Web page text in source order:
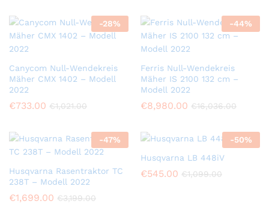
-28%
Canycom Null-Wendekreis
Mäher CMX 1402 – Modell
2022
€733.00 €1,021.00
-44%
Ferris Null-Wendekreis
Mäher IS 2100 132 cm –
Modell 2022
€8,980.00 €16,036.00
-47%
Husqvarna Rasentraktor TC
238T – Modell 2022
€1,699.00 €3,199.00
-50%
Husqvarna LB 448iV
€545.00 €1,099.00